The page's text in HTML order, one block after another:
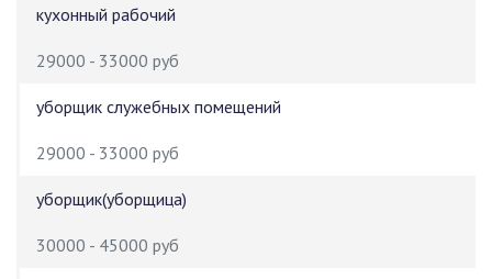
кухонный рабочий
29000 - 33000 руб
уборщик служебных помещений
29000 - 33000 руб
уборщик(уборщица)
30000 - 45000 руб